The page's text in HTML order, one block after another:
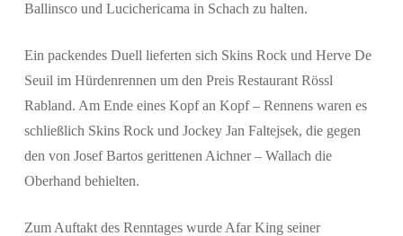
Ballinsco und Lucichericama in Schach zu halten.
Ein packendes Duell lieferten sich Skins Rock und Herve De
Seuil im Hürdenrennen um den Preis Restaurant Rössl
Rabland. Am Ende eines Kopf an Kopf – Rennens waren es
schließlich Skins Rock und Jockey Jan Faltejsek, die gegen
den von Josef Bartos gerittenen Aichner – Wallach die
Oberhand behielten.
Zum Auftakt des Renntages wurde Afar King seiner